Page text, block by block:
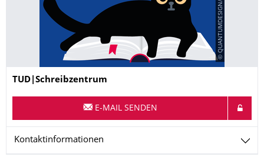
Name
TUD|Schreibzentrum
E-MAIL SENDEN
Kontaktinformationen